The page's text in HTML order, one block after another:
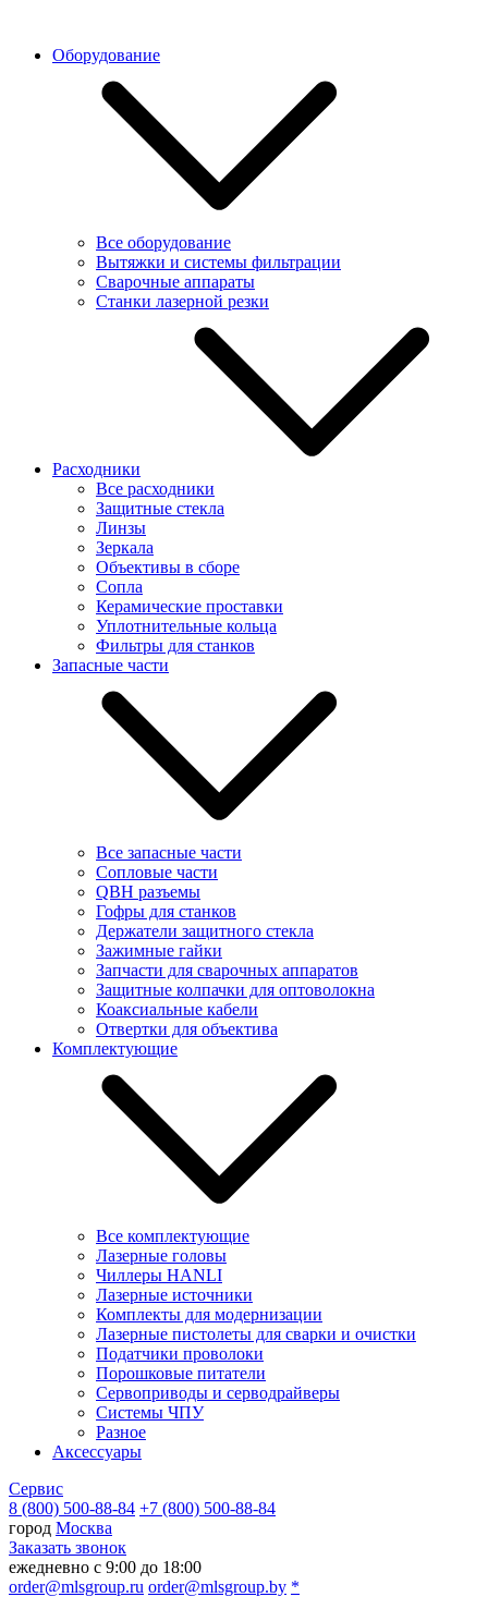
Оборудование
Все оборудование
Вытяжки и системы фильтрации
Сварочные аппараты
Станки лазерной резки
Расходники
Все расходники
Защитные стекла
Линзы
Зеркала
Объективы в сборе
Сопла
Керамические проставки
Уплотнительные кольца
Фильтры для станков
Запасные части
Все запасные части
Сопловые части
QBH разъемы
Гофры для станков
Держатели защитного стекла
Зажимные гайки
Запчасти для сварочных аппаратов
Защитные колпачки для оптоволокна
Коаксиальные кабели
Отвертки для объектива
Комплектующие
Все комплектующие
Лазерные головы
Чиллеры HANLI
Лазерные источники
Комплекты для модернизации
Лазерные пистолеты для сварки и очистки
Податчики проволоки
Порошковые питатели
Сервоприводы и серводрайверы
Системы ЧПУ
Разное
Аксессуары
Сервис
8 (800) 500-88-84 +7 (800) 500-88-84
город Москва
Заказать звонок
ежедневно с 9:00 до 18:00
order@mlsgroup.ru order@mlsgroup.by *